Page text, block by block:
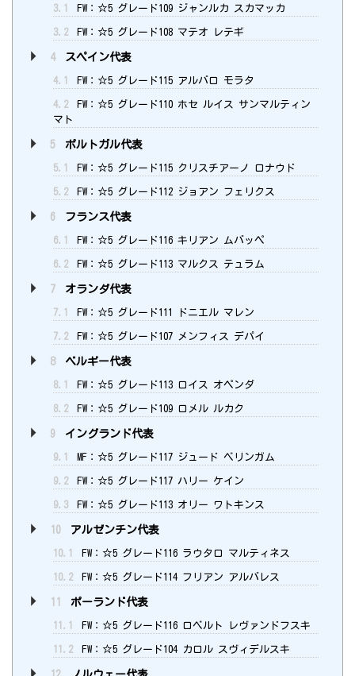
3.1 FW：☆5 グレード109 ジャンルカ スカマッカ
3.2 FW：☆5 グレード108 マテオ レテギ
4 スペイン代表
4.1 FW：☆5 グレード115 アルバロ モラタ
4.2
FW：☆5 グレード110 ホセ ルイス サンマルティン
マト
5 ポルトガル代表
5.1 FW：☆5 グレード115 クリスチアーノ ロナウド
5.2 FW：☆5 グレード112 ジョアン フェリクス
6 フランス代表
6.1 FW：☆5 グレード116 キリアン ムバッペ
6.2 FW：☆5 グレード113 マルクス テュラム
7 オランダ代表
7.1 FW：☆5 グレード111 ドニエル マレン
7.2 FW：☆5 グレード107 メンフィス デパイ
8 ベルギー代表
8.1 FW：☆5 グレード113 ロイス オペンダ
8.2 FW：☆5 グレード109 ロメル ルカク
9 イングランド代表
9.1 MF：☆5 グレード117 ジュード ベリンガム
9.2 FW：☆5 グレード117 ハリー ケイン
9.3 FW：☆5 グレード113 オリー ワトキンス
10 アルゼンチン代表
10.1 FW：☆5 グレード116 ラウタロ マルティネス
10.2 FW：☆5 グレード114 フリアン アルバレス
11 ポーランド代表
11.1 FW：☆5 グレード116 ロベルト レヴァンドフスキ
11.2 FW：☆5 グレード104 カロル スヴィデルスキ